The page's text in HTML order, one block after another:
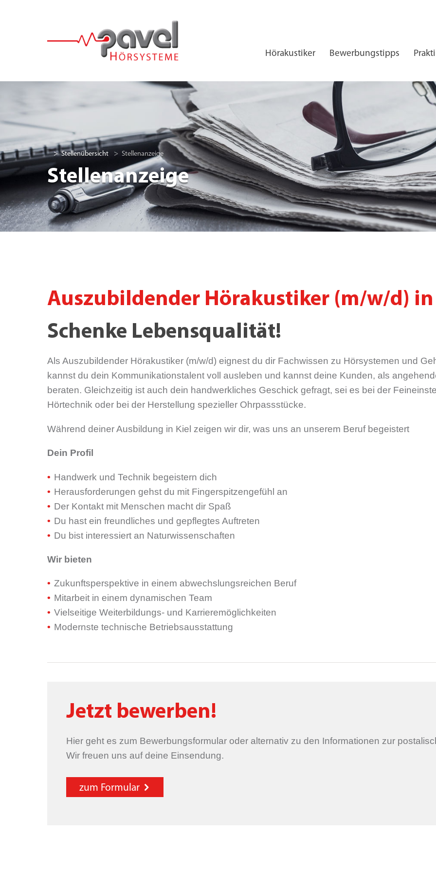
Hörakustiker Bewerbungstipps
Stellenübersicht Stellenanzeige
Stellenanzeige
Auszubildender Hörakustiker (m/w/d)
Schenke Lebensqualität!
Als Auszubildender Hörakustiker (m/w/d) eignest du dir Fachwissen zu Hörsystemen und
kannst du dein Kommunikationstalent voll ausleben und kannst deine Kunden, als
beraten. Gleichzeitig ist auch dein handwerkliches Geschick gefragt, sei es bei der
Hörtechnik oder bei der Herstellung spezieller Ohrpassstücke.
Während deiner Ausbildung in Kiel zeigen wir dir, was uns an unserem Beruf begeistert
Dein Profil
Handwerk und Technik begeistern dich
Herausforderungen gehst du mit Fingerspitzengefühl an
Der Kontakt mit Menschen macht dir Spaß
Du hast ein freundliches und gepflegtes Auftreten
Du bist interessiert an Naturwissenschaften
Wir bieten
Zukunftsperspektive in einem abwechslungsreichen Beruf
Mitarbeit in einem dynamischen Team
Vielseitige Weiterbildungs- und Karrieremöglichkeiten
Modernste technische Betriebsausstattung
Jetzt bewerben!
Hier geht es zum Bewerbungsformular oder alternativ zu den Informationen zur
Wir freuen uns auf deine Einsendung.
zum Formular